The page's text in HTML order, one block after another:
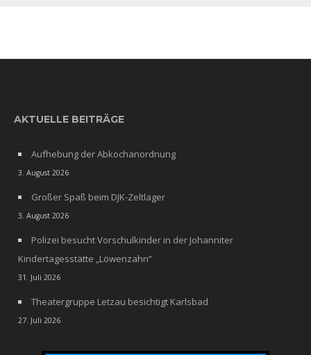
AKTUELLE BEITRÄGE
Aufhebung der Abkochanordnung
3. August 2026
Großer Spaß beim DJK-Zeltlager
3. August 2026
Polizei besucht Vorschulkinder in der Johanniter
Kindertagesstätte „Löwenzahn“
31. Juli 2026
Theatergruppe Letzau besichtigt Karlsbad
27. Juli 2026